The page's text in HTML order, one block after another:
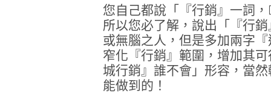
您自己都說「『行銷』一詞
所以您必了解，說出「『行
或無腦之人，但是多加兩字
窄化『行銷』範圍，增加其
城行銷』誰不會」形容，當
能做到的！